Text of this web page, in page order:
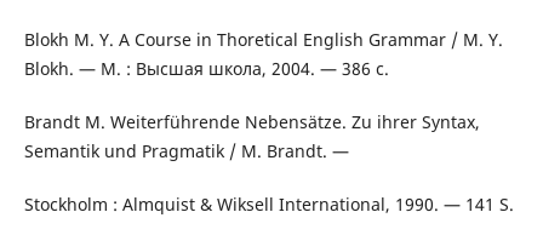
Blokh M. Y. A Course in Thoretical English Grammar / M. Y.
Blokh. — M. : Высшая школа, 2004. — 386 с.
Brandt M. Weiterführende Nebensätze. Zu ihrer Syntax,
Semantik und Pragmatik / M. Brandt. —
Stockholm : Almquist & Wiksell International, 1990. — 141 S.